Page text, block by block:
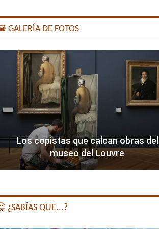
GALERÍA DE FOTOS
Los copistas que calcan obras del
museo del Louvre
¿SABÍAS QUE...?